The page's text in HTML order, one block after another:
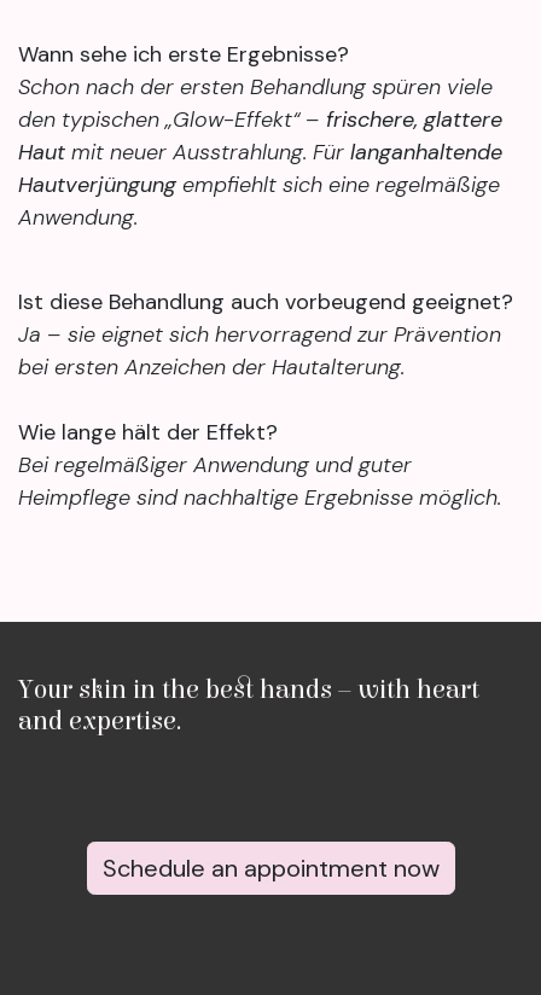
Wann sehe ich erste Ergebnisse?
Schon nach der ersten Behandlung spüren viele
den typischen „Glow-Effekt“ – frischere, glattere
Haut mit neuer Ausstrahlung. Für langanhaltende
Hautverjüngungempfiehlt sich eine regelmäßige
Anwendung.
Ist diese Behandlung auch vorbeugend geeignet?
Ja – sie eignet sich hervorragend zur Prävention
bei ersten Anzeichen der Hautalterung.
Wie lange hält der Effekt?
Bei regelmäßiger Anwendung und guter
Heimpflege sind nachhaltige Ergebnisse möglich.
Your skin in the best hands – with heart
and expertise.
Schedule an appointment now